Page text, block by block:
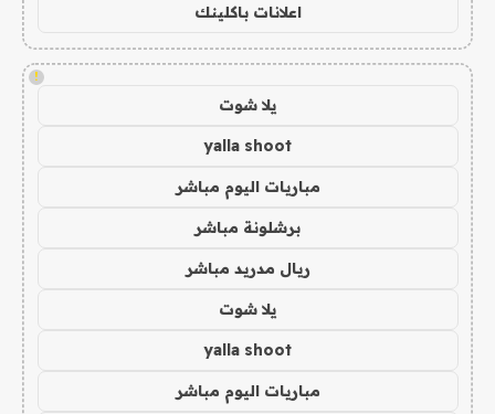
اعلانات باكلينك
!
يلا شوت
yalla shoot
مباريات اليوم مباشر
برشلونة مباشر
ريال مدريد مباشر
يلا شوت
yalla shoot
مباريات اليوم مباشر